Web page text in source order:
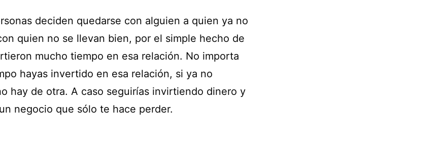
deciden quedarse con alguien a quien ya no
quien no se llevan bien, por el simple hecho de
mucho tiempo en esa relación. No importa
hayas invertido en esa relación, si ya no
hay de otra. A caso seguirías invirtiendo dinero y
negocio que sólo te hace perder.